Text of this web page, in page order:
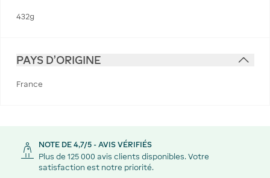
432g
PAYS D'ORIGINE
France
NOTE DE 4,7/5 - AVIS VÉRIFIÉS
Plus de 125 000 avis clients disponibles. Votre
satisfaction est notre priorité.